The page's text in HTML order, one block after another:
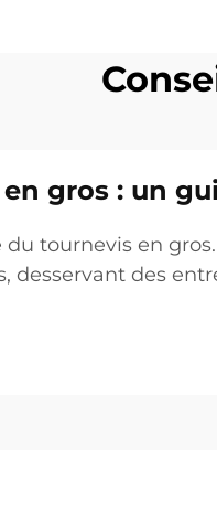
gros : un
tournevis en
desservant des